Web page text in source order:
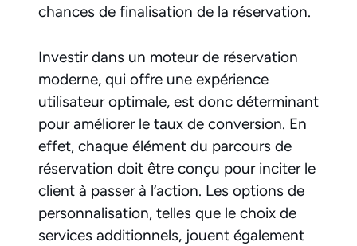
chances de finalisation de la réservation.
Investir dans un moteur de réservation
moderne, qui offre une expérience
utilisateur optimale, est donc déterminant
pour améliorer le taux de conversion. En
effet, chaque élément du parcours de
réservation doit être conçu pour inciter le
client à passer à l’action. Les options de
personnalisation, telles que le choix de
services additionnels, jouent également